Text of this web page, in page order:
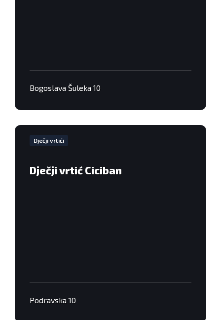
Bogoslava Šuleka 10
Dječji vrtići
Dječji vrtić Ciciban
Podravska 10
VIše
informacija